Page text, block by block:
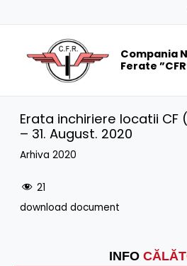
Compania
Ferate
INFO
Erata inchiriere locatii
– 31. August. 2020
Arhiva 2020
21
download document